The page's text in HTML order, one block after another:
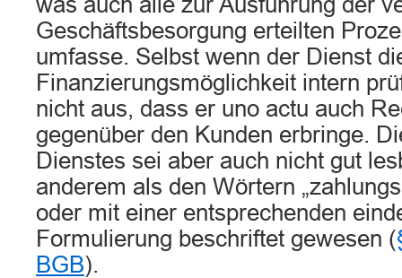
Geschäftsbesorgung erteilten
umfasse. Selbst wenn der Dienst
Finanzierungsmöglichkeit intern
nicht aus, dass er uno actu auch
gegenüber den Kunden erbringe.
Dienstes sei aber auch nicht gut
anderem als den Wörtern
oder mit einer entsprechenden
Formulierung beschriftet gewesen (
BGB).